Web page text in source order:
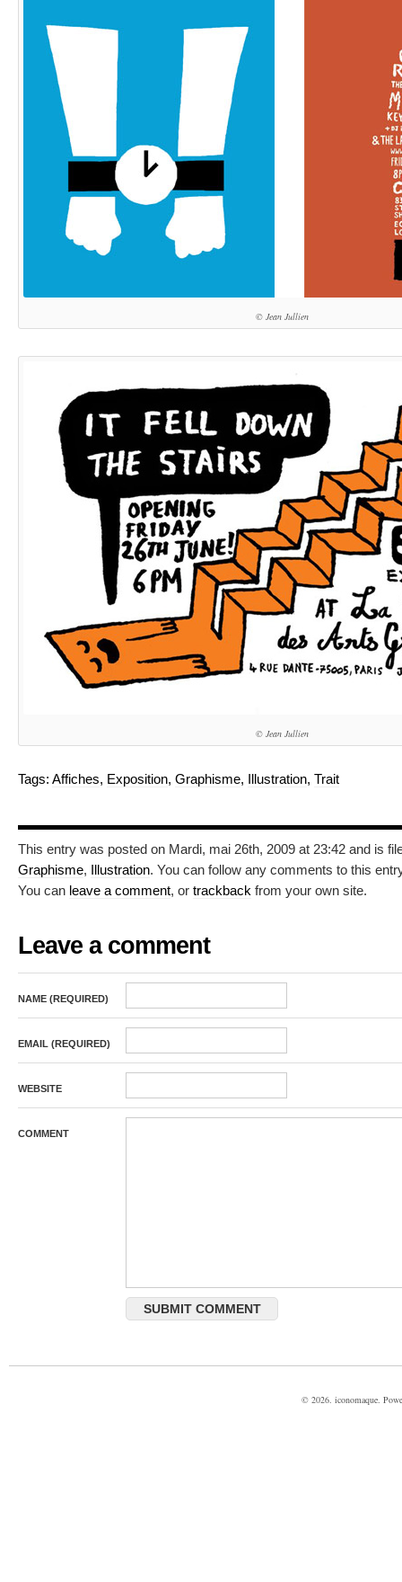
© Jean Jullien
© Jean Jullien
Tags: Affiches, Exposition, Graphisme, Illustration, Trait
This entry was posted on Mardi, mai 26th, 2009 at 23:42 and is
Graphisme, Illustration. You can follow any comments to this
You can leave a comment, or trackback from your own site.
Leave a comment
NAME (REQUIRED)
EMAIL (REQUIRED)
WEBSITE
COMMENT
© 2026. iconomaque.